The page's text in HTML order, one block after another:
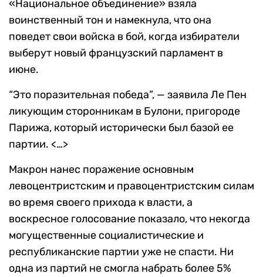
«Национальное объединение» взяла
воинственный тон и намекнула, что она
поведет свои войска в бой, когда избиратели
выберут новый французский парламент в
июне.
“Это поразительная победа”, — заявила Ле Пен
ликующим сторонникам в Булони, пригороде
Парижа, который исторически был базой ее
партии. <…>
Макрон нанес поражение основным
левоцентристским и правоцентристским силам
во время своего прихода к власти, а
воскресное голосование показало, что некогда
могущественные социалистические и
республиканские партии уже не спасти. Ни
одна из партий не смогла набрать более 5%